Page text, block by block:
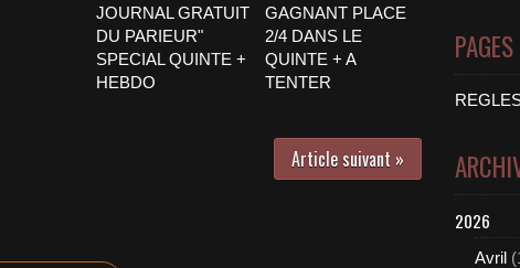
JOURNAL GRATUIT
DU PARIEUR"
SPECIAL QUINTE +
HEBDO
GAGNANT PLACE
2/4 DANS LE
QUINTE + A
TENTER
Article suivant »
PAGES
2026
Avril